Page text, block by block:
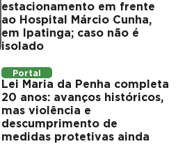
estacionamento em frente
ao Hospital Márcio Cunha,
em Ipatinga; caso não é
isolado
Portal
Lei Maria da Penha completa
20 anos: avanços históricos,
mas violência e
descumprimento de
medidas protetivas ainda